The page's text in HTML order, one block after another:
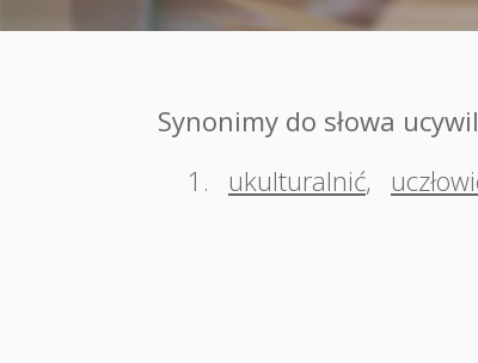
Synonimy do słowa
1.
ukulturalnić,